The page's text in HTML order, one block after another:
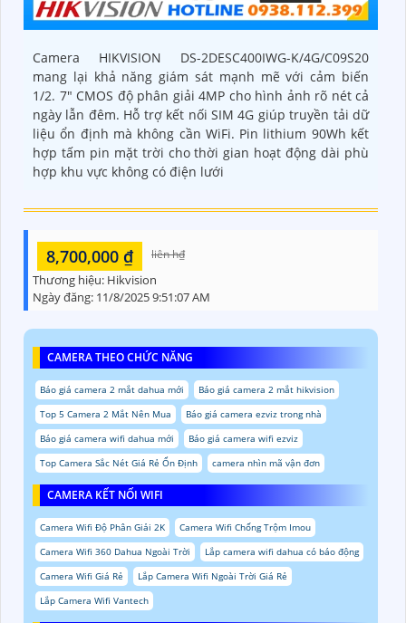
Camera HIKVISION DS-2DESC400IWG-K/4G/C09S20
mang lại khả năng giám sát mạnh mẽ với cảm biến
1/2. 7" CMOS độ phân giải 4MP cho hình ảnh rõ nét cả
ngày lẫn đêm. Hỗ trợ kết nối SIM 4G giúp truyền tải dữ
liệu ổn định mà không cần WiFi. Pin lithium 90Wh kết
hợp tấm pin mặt trời cho thời gian hoạt động dài phù
hợp khu vực không có điện lưới
8,700,000 ₫ liên h₫
Thương hiệu: Hikvision
Ngày đăng: 11/8/2025 9:51:07 AM
CAMERA THEO CHỨC NĂNG
Báo giá camera 2 mắt dahua mới
Báo giá camera 2 mắt hikvision
Top 5 Camera 2 Mắt Nên Mua
Báo giá camera ezviz trong nhà
Báo giá camera wifi dahua mới
Báo giá camera wifi ezviz
Top Camera Sắc Nét Giá Rẻ Ổn Định
camera nhìn mã vận đơn
CAMERA KẾT NỐI WIFI
Camera Wifi Độ Phân Giải 2K
Camera Wifi Chống Trộm Imou
Camera Wifi 360 Dahua Ngoài Trời
Lắp camera wifi dahua có báo động
Camera Wifi Giá Rẻ
Lắp Camera Wifi Ngoài Trời Giá Rẻ
Lắp Camera Wifi Vantech